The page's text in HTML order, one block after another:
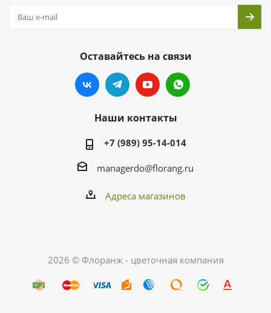
Оставайтесь на связи
Наши контакты
+7 (989) 95-14-014
managerdo@florang.ru
Адреса магазинов
2026 © Флоранж - цветочная компания